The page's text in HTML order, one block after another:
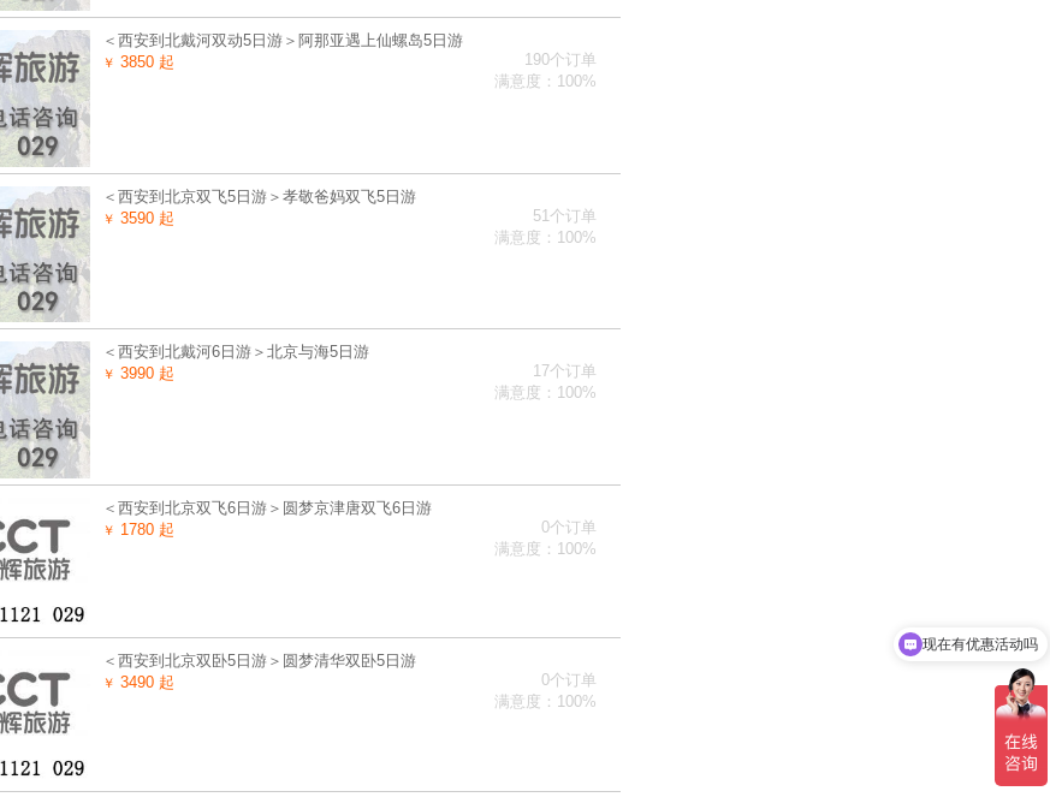
＜西安到北戴河双动5日游＞阿那亚遇上仙螺岛5日游
￥ 3850 起
190个订单
满意度：100%
＜西安到北京双飞5日游＞孝敬爸妈双飞5日游
￥ 3590 起
51个订单
满意度：100%
＜西安到北戴河6日游＞北京与海5日游
￥ 3990 起
17个订单
满意度：100%
＜西安到北京双飞6日游＞圆梦京津唐双飞6日游
￥ 1780 起
0个订单
满意度：100%
＜西安到北京双卧5日游＞圆梦清华双卧5日游
￥ 3490 起
0个订单
满意度：100%
现在有优惠活动吗